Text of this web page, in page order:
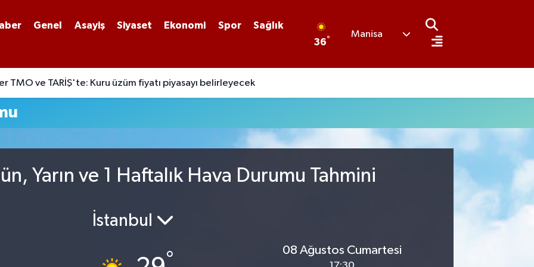
Genel Asayiş Siyaset Ekonomi Spor
Sağlık
36°
Manisa
TMO ve TARİŞ'te: Kuru üzüm fiyatı piyasayı belirleyecek
Yarın ve 1 Haftalık Hava Durumu Tahmini
İstanbul
°
08 Ağustos Cumartesi